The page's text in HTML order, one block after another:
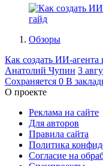
Обзоры
Как создать ИИ-
Анатолий Чупин 3
Сохраняется 0 В
О проекте
Реклама на сайте
Для авторов
Правила сайта
Политика
Согласие на